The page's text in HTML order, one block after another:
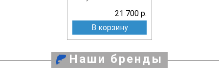
21 700 р.
В корзину
Наши бренды